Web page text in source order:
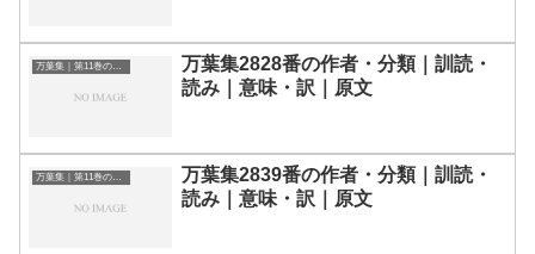
万葉集｜第11巻の和歌一覧
万葉集2828番の作者・分類｜訓読・
読み｜意味・訳｜原文
万葉集｜第11巻の和歌一覧
万葉集2839番の作者・分類｜訓読・
読み｜意味・訳｜原文